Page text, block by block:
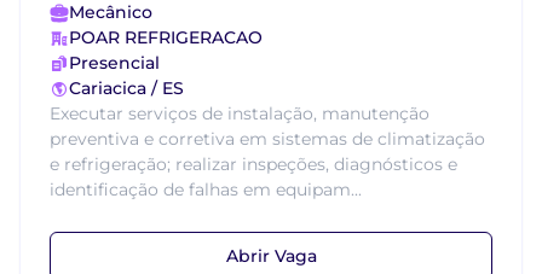
Mecânico
POAR REFRIGERACAO
Presencial
Cariacica / ES
Executar serviços de instalação, manutenção
preventiva e corretiva em sistemas de climatização
e refrigeração; realizar inspeções, diagnósticos e
identificação de falhas em equipam...
Abrir Vaga